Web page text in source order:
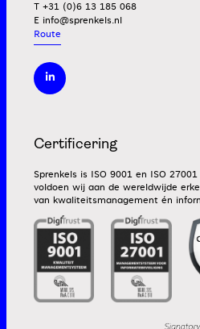
T +31 (0)6 13 185 068
E
Route
Certificering
Sprenkels is ISO 9001 en ISO
voldoen wij aan de wereldwijde
van kwaliteitsmanagement én